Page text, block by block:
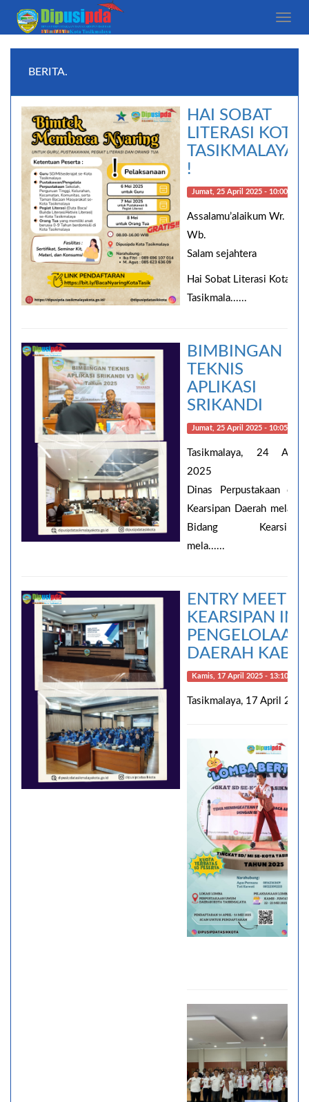
Toggle
BERITA.
HAI SOBAT
LITERASI KOTA
TASIKMALAYA
!
Jumat, 25 April 2025 - 10:00:17
Assalamu’alaikum Wr.
Wb.
Salam sejahtera
Hai Sobat Literasi Kota
Tasikmala......
BIMBINGAN
TEKNIS
APLIKASI
SRIKANDI
Jumat, 25 April 2025 - 10:05:48
Tasikmalaya, 24 April
2025
Dinas Perpustakaan dan
Kearsipan Daerah melalui
Bidang Kearsipan
mela......
ENTRY
KEARSIPAN
DAERAH
Kamis, 17 April 2025 - 13:10:23
Tasikmalaya, 17 April 2025